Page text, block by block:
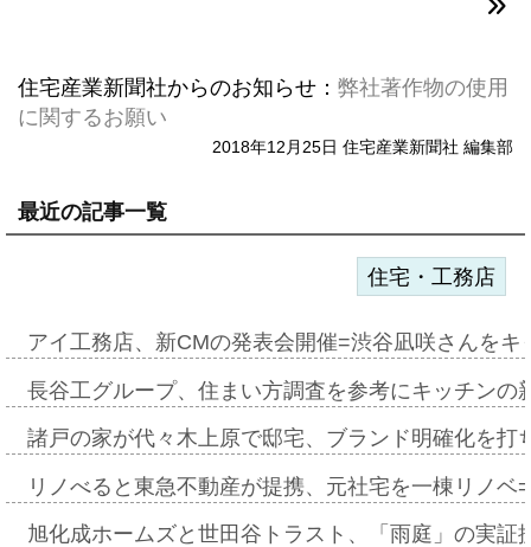
住宅産業新聞社からのお知らせ： 弊社著作物の使用
に関するお願い
2018年12月25日 住宅産業新聞社 編集部
最近の記事一覧
住宅・工務店
アイ工務店、新CMの発表会開催=渋谷凪咲さんを
長谷工グループ、住まい方調査を参考にキッチン
諸戸の家が代々木上原で邸宅、ブランド明確化を
リノべると東急不動産が提携、元社宅を一棟リノ
旭化成ホームズと世田谷トラスト、「雨庭」の実